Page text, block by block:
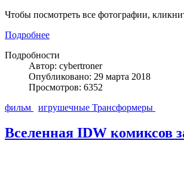
Чтобы посмотреть все фотографии,
Подробнее
Подробности
Автор: cybertroner
Опубликовано: 29 марта 2018
Просмотров: 6352
фильм
игрушечные Трансформеры
Вселенная IDW комиксов